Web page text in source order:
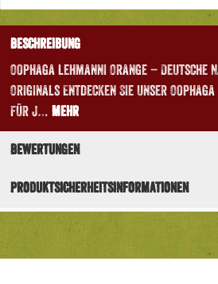
Beschreibung
Oophaga lehmanni Orange – Deutsche
Originals Entdecken Sie unser
für j… Mehr
Bewertungen
Produktsicherheitsinformationen